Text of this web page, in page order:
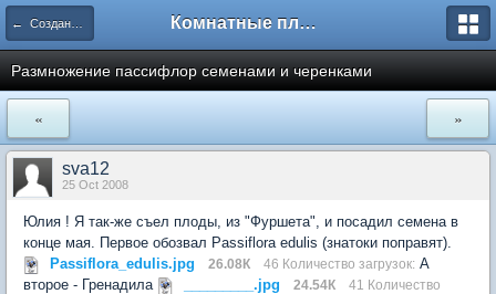
← Создание и формирование растений Комнатные плодовые экзоты
Размножение пассифлор семенами и черенками
« »
sva12
25 Oct 2008
Юлия ! Я так-же съел плоды, из "Фуршета", и посадил семена в
конце мая. Первое обозвал Passiflora edulis (знатоки поправят).
Passiflora_edulis.jpg
26.08К 46 Количество загрузок: А
второе - Гренадила
_________.jpg 24.54К
41 Количество